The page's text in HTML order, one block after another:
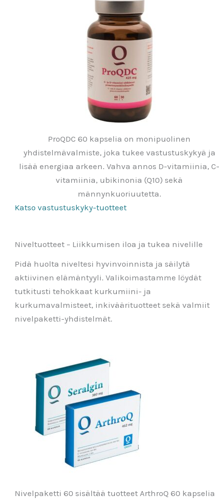
ProQDC 60 kapselia on monipuolinen
yhdistelmävalmiste, joka tukee vastustuskykyä ja
lisää energiaa arkeen. Vahva annos D-vitamiinia, C-
vitamiinia, ubikinonia (Q10) sekä
männynkuoriuutetta.
Katso vastustuskyky-tuotteet
Niveltuotteet – Liikkumisen iloa ja tukea nivelille
Pidä huolta niveltesi hyvinvoinnista ja säilytä
aktiivinen elämäntyyli. Valikoimastamme löydät
tutkitusti tehokkaat kurkumiini- ja
kurkumavalmisteet, inkiväärituotteet sekä valmiit
nivelpaketti-yhdistelmät.
Nivelpaketti 60 sisältää tuotteet ArthroQ 60 kapselia